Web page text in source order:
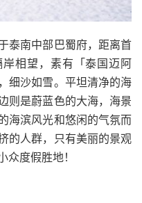
泰南中部巴蜀府，距离首
相望，素有「泰国迈阿
细沙如雪。平坦清净的海
则是蔚蓝色的大海，海景
海滨风光和悠闲的气氛而
的人群，只有美丽的景观
度假胜地！